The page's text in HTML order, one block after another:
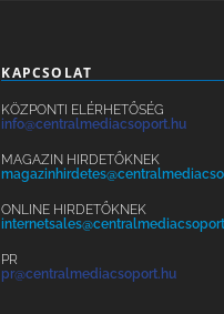
KAPCSOLAT
KÖZPONTI ELÉRHETŐSÉG
info@centralmediacsoport.hu
MAGAZIN HIRDETŐKNEK
ONLINE HIRDETŐKNEK
PR
pr@centralmediacsoport.hu